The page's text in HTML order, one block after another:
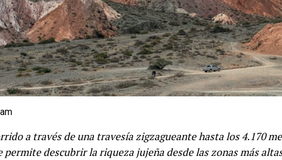
a través de una travesía zigzagueante hasta los 4.170
permite descubrir la riqueza jujeña desde las zonas más